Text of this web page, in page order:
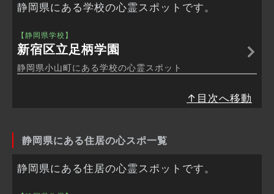
静岡県にある学校の心霊スポットです。
【静岡県学校】
新宿区立足柄学園
静岡県小山町にある学校の心霊スポット
↑目次へ移動
静岡県にある住居の心スポ一覧
静岡県にある住居の心霊スポットです。